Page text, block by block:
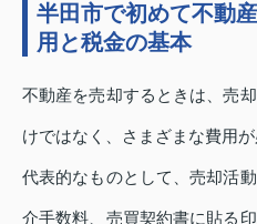
半田市で初めて不動
用と税金の基本
不動産を売却するときは、売
けではなく、さまざまな費用が
代表的なものとして、売却活
介手数料、売買契約書に貼る